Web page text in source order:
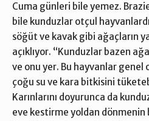
Cuma günleri bile yemez.
bile kunduzlar otçul
söğüt ve kavak gibi ağaçların
açıklıyor. “Kunduzlar bazen
ve onu yer. Bu hayvanlar
çoğu su ve kara bitkisini
Karınlarını doyurunca da
eve kestirme yoldan dönmenin